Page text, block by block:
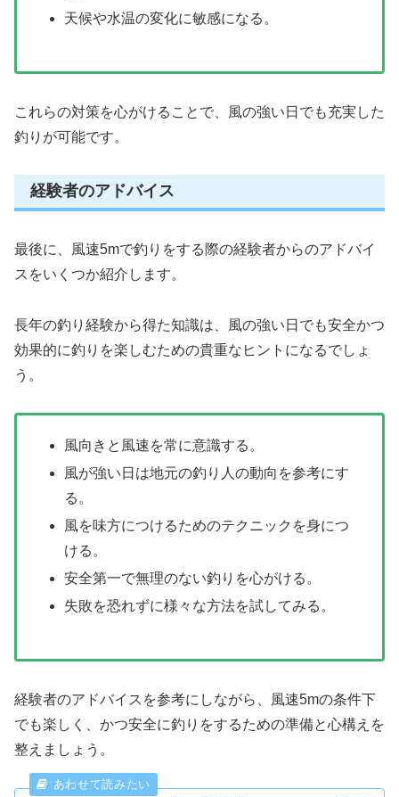
天候や水温の変化に敏感になる。
これらの対策を心がけることで、風の強い日でも充実した
釣りが可能です。
経験者のアドバイス
最後に、風速5mで釣りをする際の経験者からのアドバイ
スをいくつか紹介します。
長年の釣り経験から得た知識は、風の強い日でも安全かつ
効果的に釣りを楽しむための貴重なヒントになるでしょ
う。
風向きと風速を常に意識する。
風が強い日は地元の釣り人の動向を参考にす
る。
風を味方につけるためのテクニックを身につ
ける。
安全第一で無理のない釣りを心がける。
失敗を恐れずに様々な方法を試してみる。
経験者のアドバイスを参考にしながら、風速5mの条件下
でも楽しく、かつ安全に釣りをするための準備と心構えを
整えましょう。